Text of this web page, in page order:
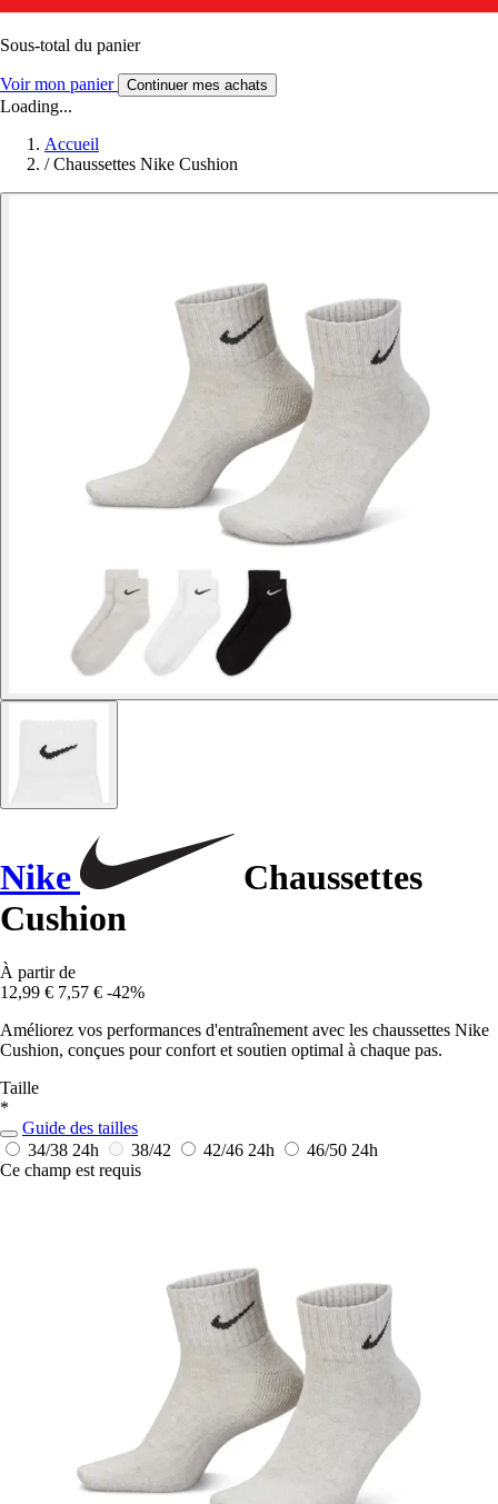
Sous-total du panier
Voir mon panier Continuer mes achats
Loading...
Accueil
/ Chaussettes Nike Cushion
Nike
Chaussettes
Cushion
À partir de
12,99 € 7,57 € -42%
Améliorez vos performances d'entraînement avec les chaussettes Nike
Cushion, conçues pour confort et soutien optimal à chaque pas.
Taille
*
Guide des tailles
34/38 24h 38/42 42/46 24h 46/50 24h
Ce champ est requis